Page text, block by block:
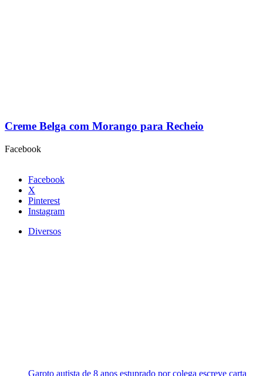
Creme Belga com Morango para Recheio
Facebook
Facebook
X
Pinterest
Instagram
Diversos
Garoto autista de 8 anos estuprado por colega escreve carta